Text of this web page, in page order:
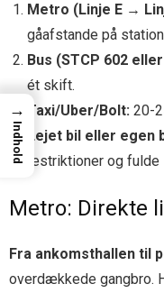
Metro (Linje E →
gåafstande på
Bus (STCP 602
ét skift.
Taxi/Uber/Bolt: 20-
Lejet bil eller egen
restriktioner og
Metro: Direkte
Fra ankomsthallen til
overdækkede gangbro.
→
Indhold